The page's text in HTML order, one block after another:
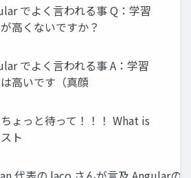
でよく言われる事 Q：学習
高くないですか？
でよく言われる事 A：学習
高いです（真顔
ょっと待って！！！ What is
ト